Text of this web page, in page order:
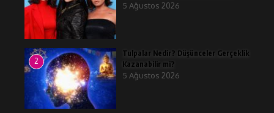
5 Ağustos 2026
2
Tulpalar Nedir? Düşünceler Gerçeklik
Kazanabilir mi?
5 Ağustos 2026